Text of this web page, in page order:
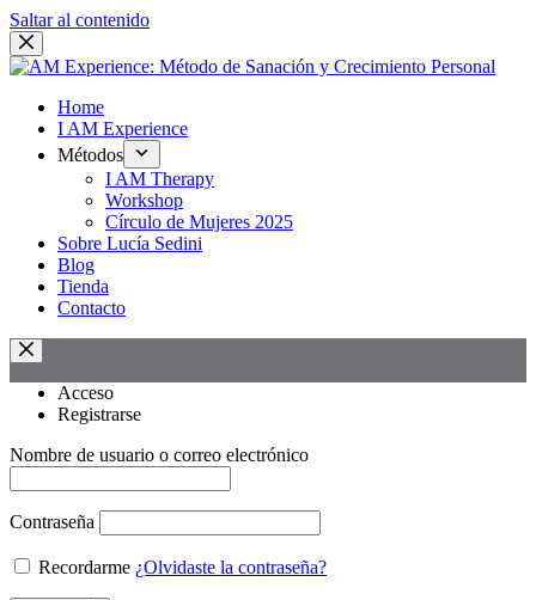
Saltar al contenido
Home
I AM Experience
Métodos
I AM Therapy
Workshop
Círculo de Mujeres 2025
Sobre Lucía Sedini
Blog
Tienda
Contacto
Acceso
Registrarse
Nombre de usuario o correo electrónico
Contraseña
Recordarme ¿Olvidaste la contraseña?